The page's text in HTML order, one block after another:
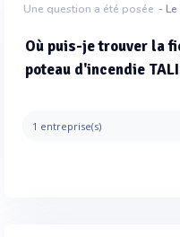
Une question a été posée -
Où puis-je trouver la
poteau d'incendie
1 entreprise(s)